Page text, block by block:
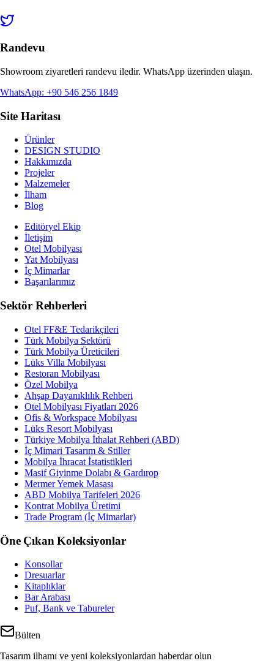
Randevu
Showroom ziyaretleri randevu iledir. WhatsApp üzerinden ulaşın.
WhatsApp: +90 546 256 1849
Site Haritası
Ürünler
DESIGN STUDIO
Hakkımızda
Projeler
Malzemeler
İlham
Blog
Editöryel Ekip
İletişim
Otel Mobilyası
Yat Mobilyası
İç Mimarlar
Başarılarımız
Sektör Rehberleri
Otel FF&E Tedarikçileri
Türk Mobilya Sektörü
Türk Mobilya Üreticileri
Lüks Villa Mobilyası
Restoran Mobilyası
Özel Mobilya
Ahşap Dayanıklılık Rehberi
Otel Mobilyası Fiyatları 2026
Ofis & Workspace Mobilyası
Lüks Resort Mobilyası
Türkiye Mobilya İthalat Rehberi (ABD)
İç Mimari Tasarım & Stiller
Mobilya İhracat İstatistikleri
Masif Giyinme Dolabı & Gardırop
Mermer Yemek Masası
ABD Mobilya Tarifeleri 2026
Kontrat Mobilya Üretimi
Trade Program (İç Mimarlar)
Öne Çıkan Koleksiyonlar
Konsollar
Dresuarlar
Kitaplıklar
Bar Arabası
Puf, Bank ve Tabureler
Bülten
Tasarım ilhamı ve yeni koleksiyonlardan haberdar olun